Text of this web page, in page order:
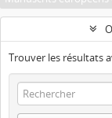
Trouver les résultats